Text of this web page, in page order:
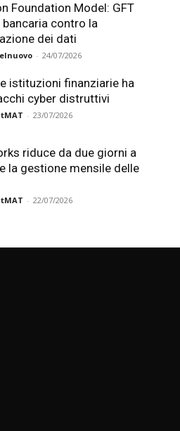
Foundation Model: GFT
bancaria contro la
dei dati
- 24/07/2026
istituzioni finanziarie ha
cyber distruttivi
- 23/07/2026
riduce da due giorni a
la gestione mensile delle
- 22/07/2026